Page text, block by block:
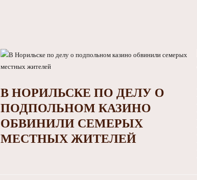
В НОРИЛЬСКЕ ПО ДЕЛУ О
ПОДПОЛЬНОМ КАЗИНО
ОБВИНИЛИ СЕМЕРЫХ
МЕСТНЫХ ЖИТЕЛЕЙ